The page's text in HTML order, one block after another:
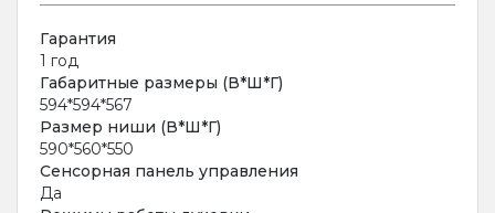
Гарантия
1 год
Габаритные размеры (В*Ш*Г)
594*594*567
Размер ниши (В*Ш*Г)
590*560*550
Сенсорная панель управления
Да